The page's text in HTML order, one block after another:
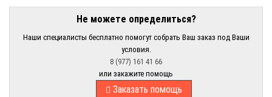
Не можете определиться?
Наши специалисты бесплатно помогут собрать Ваш заказ под Ваши
условия.
8 (977) 161 41 66
или закажите помощь
Заказать помощь